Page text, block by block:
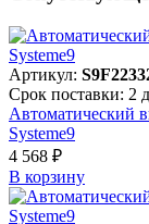
Артикул:
Срок поставки: 2
Автоматический
Systeme9
4 568 ₽
В корзинy